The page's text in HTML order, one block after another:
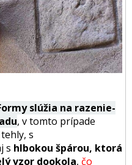
slúžia na razenie-
, v tomto prípade
s
s hlbokou špárou, ktorá
vzor dookola, čo